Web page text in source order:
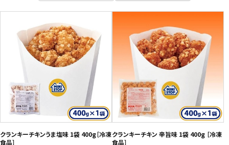
お菓子
酒類
日用品
商品名
新着順
発売日順
価格が安い
価格が高い
お気に入り登録数
クランキーチキンうま塩味 1袋 400g［冷凍
食品］
クランキーチキン 辛旨味 1袋 400g ［冷凍
食品］